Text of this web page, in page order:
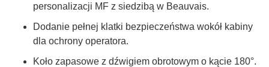
personalizacji MF z siedzibą w Beauvais.
Dodanie pełnej klatki bezpieczeństwa wokół kabiny
dla ochrony operatora.
Koło zapasowe z dźwigiem obrotowym o kącie 180°.